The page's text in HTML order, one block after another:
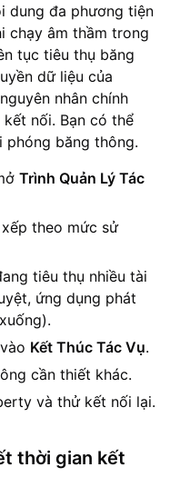
dung đa phương tiện
chạy âm thầm trong
tục tiêu thụ băng
dữ liệu của
nhân chính
nối. Bạn có thể
phóng băng thông.
Trình Quản Lý Tác
theo mức sử
tiêu thụ nhiều tài
ứng dụng phát
Kết Thúc Tác Vụ.
cần thiết khác.
và thử kết nối lại.
thời gian kết